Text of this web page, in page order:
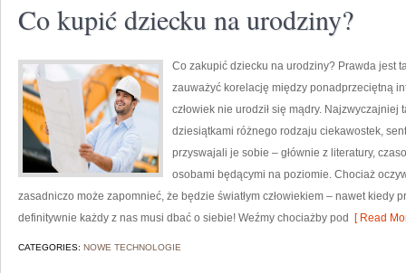
Co kupić dziecku na urodziny?
Co zakupić dziecku na urodziny? Prawda jest
zauważyć korelację między ponadprzeciętną
człowiek nie urodził się mądry.
dziesiątkami różnego rodzaju ciekawostek,
przyswajali je sobie – głównie z literatury,
osobami będącymi na poziomie. Chociaż
zasadniczo może zapomnieć, że będzie światłym człowiekiem – nawet kiedy
definitywnie każdy z nas musi dbać o siebie! Weźmy chociażby pod
[ Read
CATEGORIES: NOWE TECHNOLOGIE